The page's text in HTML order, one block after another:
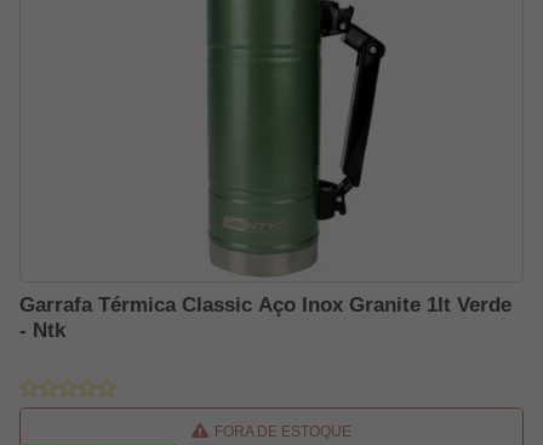
Garrafa Térmica Classic Aço Inox Granite 1lt Verde
- Ntk
FORA DE ESTOQUE